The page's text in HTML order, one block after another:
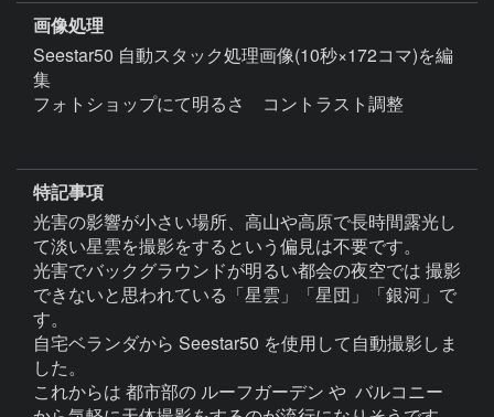
画像処理
Seestar50 自動スタック処理画像(10秒×172コマ)を編
集
フォトショップにて明るさ　コントラスト調整
特記事項
光害の影響が小さい場所、高山や高原で長時間露光し
て淡い星雲を撮影をするという偏見は不要です。
光害でバックグラウンドが明るい都会の夜空では 撮影
できないと思われている「星雲」「星団」「銀河」で
す。
自宅ベランダから Seestar50 を使用して自動撮影しま
した。
これからは 都市部の ルーフガーデン や  バルコニー